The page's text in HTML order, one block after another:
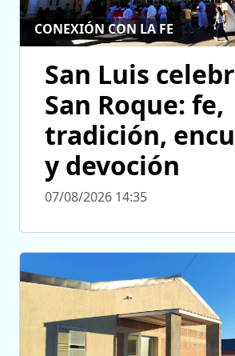
CONEXIÓN CON LA FE
San Luis
San Roque: fe,
tradición,
y devoción
07/08/2026 14:35